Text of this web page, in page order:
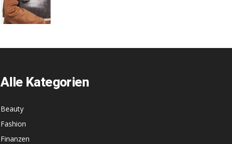
Alle Kategorien
Beauty
Fashion
Finanzen